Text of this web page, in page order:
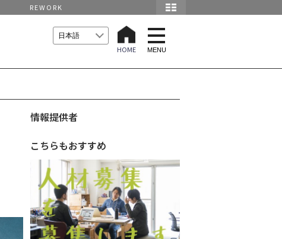
REWORK
HOME
t
o
g
l
n
MENU
情報提供者
こちらもおすすめ